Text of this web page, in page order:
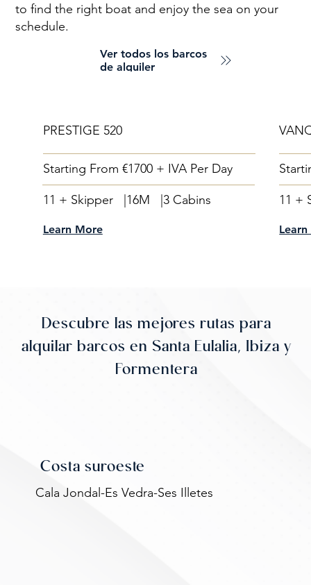
to find the right boat and enjoy the sea on your
schedule.
Ver todos los barcos
de alquiler
PRESTIGE 520
Starting From €1700 + IVA Per Day
11 + Skipper | 16M | 3 Cabins
Learn More
11 +
Costa suroeste
Cala Jondal-Es Vedra-Ses Illetes
Descubre las mejores rutas para
alquilar barcos en Santa Eulalia, Ibiza y
Formentera